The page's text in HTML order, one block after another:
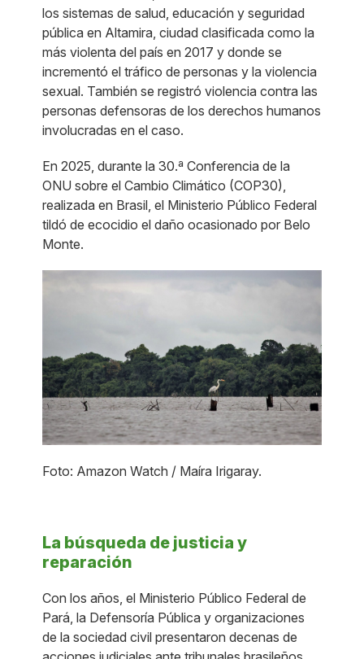
los sistemas de salud, educación y seguridad
pública en Altamira, ciudad clasificada como la
más violenta del país en 2017 y donde se
incrementó el tráfico de personas y la violencia
sexual. También se registró violencia contra las
personas defensoras de los derechos humanos
involucradas en el caso.
En 2025, durante la 30.ª Conferencia de la
ONU sobre el Cambio Climático (COP30),
realizada en Brasil, el Ministerio Público Federal
tildó de ecocidio el daño ocasionado por Belo
Monte.
Foto: Amazon Watch / Maíra Irigaray.
La búsqueda de justicia y
reparación
Con los años, el Ministerio Público Federal de
Pará, la Defensoría Pública y organizaciones
de la sociedad civil presentaron decenas de